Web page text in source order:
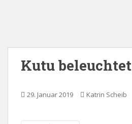
Kutu beleuchtet
29. Januar 2019 Katrin Scheib